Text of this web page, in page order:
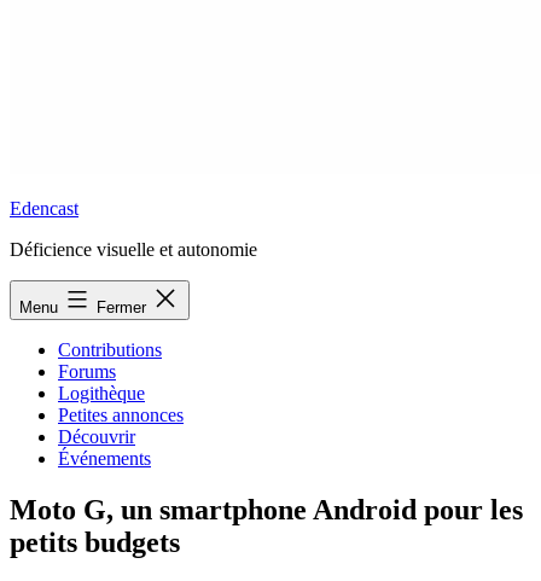
Edencast
Déficience visuelle et autonomie
Menu Fermer
Contributions
Forums
Logithèque
Petites annonces
Découvrir
Événements
Moto G, un smartphone Android pour les
petits budgets